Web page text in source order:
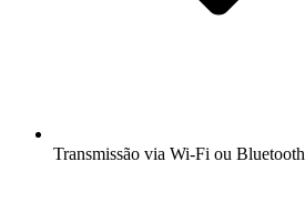
Transmissão via Wi-Fi ou Bluetooth